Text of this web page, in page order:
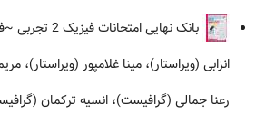
بانک نهایی امتحانات فیزیک 2 تجربی
انزابی (ویراستار)، مینا غلامپور (ویراستار)،
رعنا جمالی (گرافیست)، انسیه ترکمان